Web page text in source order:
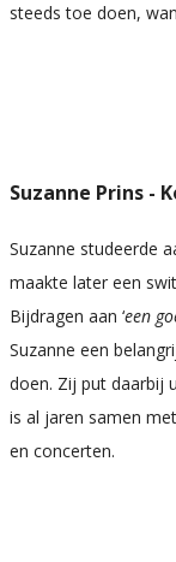
steeds toe doen,
Suzanne Prins -
Suzanne studeerde
maakte later een
Bijdragen aan ‘een
Suzanne een
doen. Zij put daarbij
is al jaren samen
en concerten.